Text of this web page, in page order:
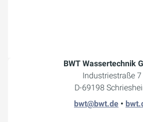
BWT Wassertechnik
Industriestraße 7
D-69198
bwt@bwt.de •